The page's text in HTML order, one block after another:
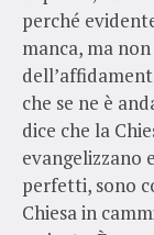
perché
manca, ma
che se ne è
dice che la
evangelizzano
perfetti, sono
Chiesa in